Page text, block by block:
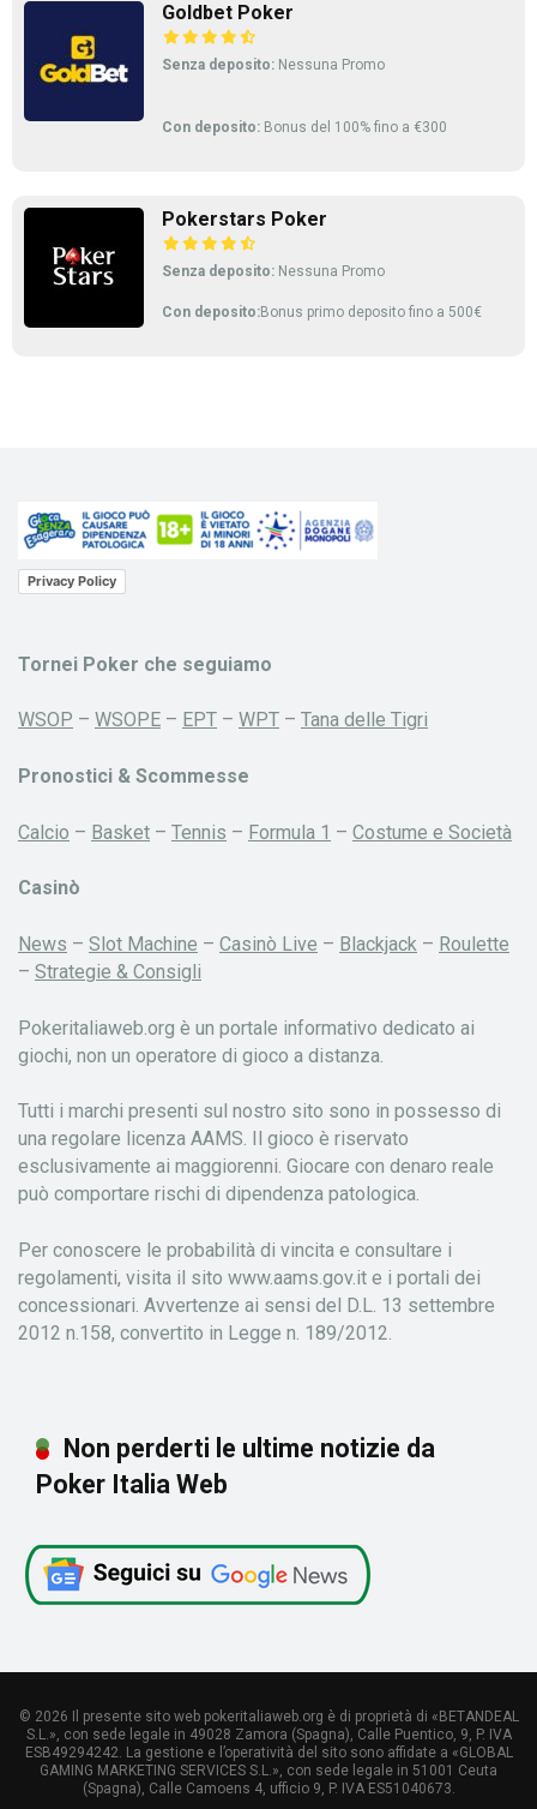
Goldbet Poker
Senza deposito: Nessuna Promo
Con deposito: Bonus del 100% fino a €300
Pokerstars Poker
Senza deposito: Nessuna Promo
Con deposito:Bonus primo deposito fino a 500€
Privacy Policy
Tornei Poker che seguiamo
WSOP – WSOPE – EPT – WPT – Tana delle Tigri
Pronostici & Scommesse
Calcio – Basket – Tennis – Formula 1 – Costume e Società
Casinò
News – Slot Machine – Casinò Live – Blackjack – Roulette
– Strategie & Consigli
Pokeritaliaweb.org è un portale informativo dedicato ai
giochi, non un operatore di gioco a distanza.
Tutti i marchi presenti sul nostro sito sono in possesso di
una regolare licenza AAMS. Il gioco è riservato
esclusivamente ai maggiorenni. Giocare con denaro reale
può comportare rischi di dipendenza patologica.
Per conoscere le probabilità di vincita e consultare i
regolamenti, visita il sito www.aams.gov.it e i portali dei
concessionari. Avvertenze ai sensi del D.L. 13 settembre
2012 n.158, convertito in Legge n. 189/2012.
Non perderti le ultime notizie da
Poker Italia Web
© 2026 Il presente sito web pokeritaliaweb.org è di proprietà di «BETANDEAL
S.L.», con sede legale in 49028 Zamora (Spagna), Calle Puentico, 9, P. IVA
ESB49294242. La gestione e l’operatività del sito sono affidate a «GLOBAL
GAMING MARKETING SERVICES S.L.», con sede legale in 51001 Ceuta
(Spagna), Calle Camoens 4, ufficio 9, P. IVA ES51040673.